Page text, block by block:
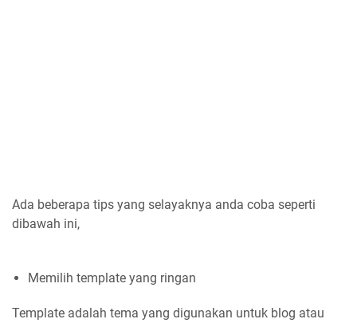
Ada beberapa tips yang selayaknya anda coba seperti
dibawah ini,
Memilih template yang ringan
Template adalah tema yang digunakan untuk blog atau